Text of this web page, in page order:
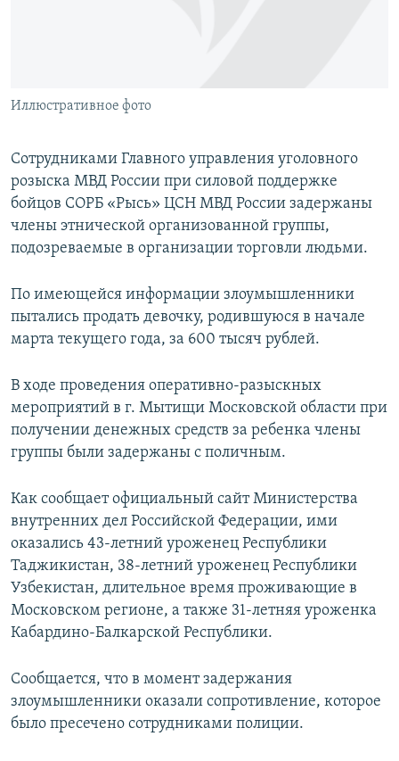
Иллюстративное фото
Сотрудниками Главного управления уголовного
розыска МВД России при силовой поддержке
бойцов СОРБ «Рысь» ЦСН МВД России задержаны
члены этнической организованной группы,
подозреваемые в организации торговли людьми.
По имеющейся информации злоумышленники
пытались продать девочку, родившуюся в начале
марта текущего года, за 600 тысяч рублей.
В ходе проведения оперативно-разыскных
мероприятий в г. Мытищи Московской области при
получении денежных средств за ребенка члены
группы были задержаны с поличным.
Как сообщает официальный сайт Министерства
внутренних дел Российской Федерации, ими
оказались 43-летний уроженец Республики
Таджикистан, 38-летний уроженец Республики
Узбекистан, длительное время проживающие в
Московском регионе, а также 31-летняя уроженка
Кабардино-Балкарской Республики.
Сообщается, что в момент задержания
злоумышленники оказали сопротивление, которое
было пресечено сотрудниками полиции.